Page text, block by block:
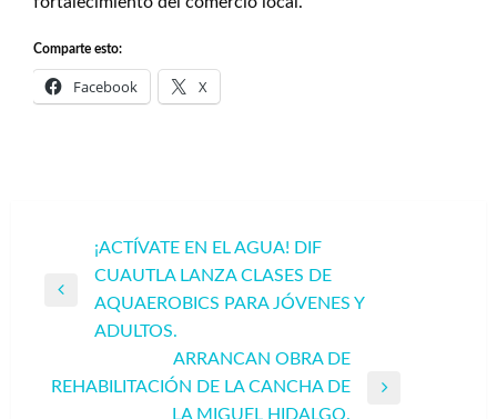
Comparte esto:
Facebook X
Navegación
de
entradas
Entrada
anterior
¡ACTÍVATE EN EL AGUA! DIF
CUAUTLA LANZA CLASES DE
AQUAEROBICS PARA JÓVENES Y
ADULTOS.
ARRANCAN OBRA DE
REHABILITACIÓN DE LA CANCHA DE
LA MIGUEL HIDALGO.